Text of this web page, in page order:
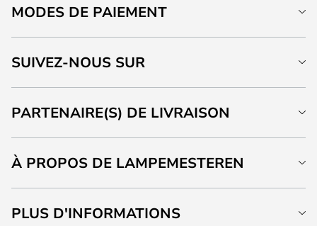
MODES DE PAIEMENT
SUIVEZ-NOUS SUR
PARTENAIRE(S) DE LIVRAISON
À PROPOS DE LAMPEMESTEREN
PLUS D'INFORMATIONS